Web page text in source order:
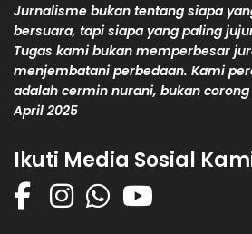
Jurnalisme bukan tentang siapa
bersuara, tapi siapa yang paling
Tugas kami bukan memperbesar
menjembatani perbedaan. Kami
adalah cermin nurani, bukan
April 2025
Ikuti Media Sosial